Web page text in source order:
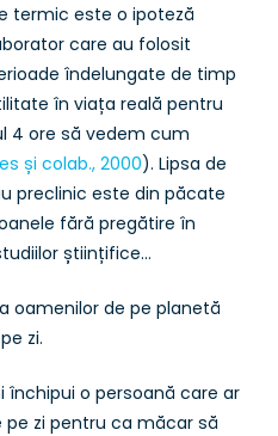
termic este o ipoteză
care au folosit
îndelungate de timp
în viața reală pentru
4 ore să vedem cum
și colab., 2000). Lipsa de
preclinic este din păcate
fără pregătire în
științifice…
oamenilor de pe planetă
zi.
o persoană care ar
pe zi pentru ca măcar să